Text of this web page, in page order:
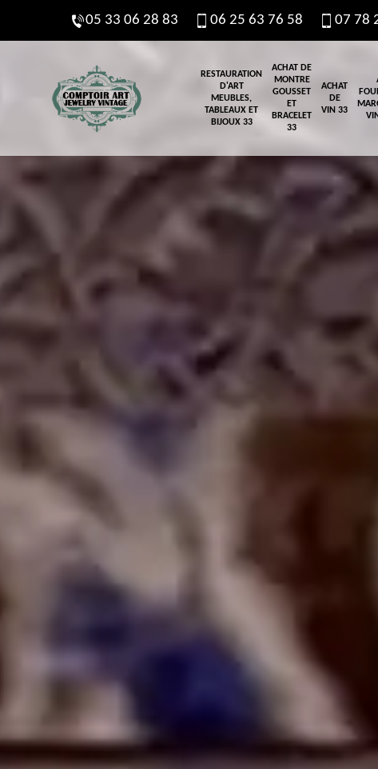
05 33 06 28 83 06 25 63 76 58 07 78
RESTAURATION
D'ART
MEUBLES,
TABLEAUX ET
BIJOUX 33
ACHAT DE
MONTRE
GOUSSET
ET
BRACELET
33
ACHAT
DE
VIN 33